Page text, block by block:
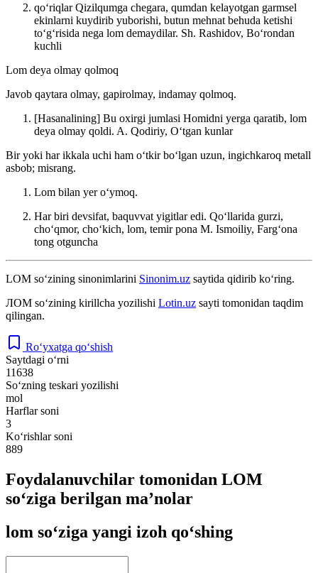
qoʻriqlar Qizilqumga chegara, qumdan kelayotgan garmsel
ekinlarni kuydirib yuborishi, butun mehnat behuda ketishi
toʻgʻrisida nega lom demaydilar. Sh. Rashidov, Boʻrondan
kuchli
Lom deya olmay qolmoq
Javob qaytara olmay, gapirolmay, indamay qolmoq.
[Hasanalining] Bu oxirgi jumlasi Homidni yerga qaratib, lom
deya olmay qoldi. A. Qodiriy, Oʻtgan kunlar
Bir yoki har ikkala uchi ham oʻtkir boʻlgan uzun, ingichkaroq metall
asbob; misrang.
Lom bilan yer oʻymoq.
Har biri devsifat, baquvvat yigitlar edi. Qoʻllarida gurzi,
choʻqmor, choʻkich, lom, temir pona M. Ismoiliy, Fargʻona
tong otguncha
LOM so‘zining sinonimlarini Sinonim.uz saytida qidirib ko‘ring.
ЛОМ so‘zining kirillcha yozilishi Lotin.uz sayti tomonidan taqdim
qilingan.
Ro‘yxatga qo‘shish
Saytdagi o‘rni
11638
So‘zning teskari yozilishi
mol
Harflar soni
3
Ko‘rishlar soni
889
Foydalanuvchilar tomonidan LOM
so‘ziga berilgan ma’nolar
lom so‘ziga yangi izoh qo‘shing